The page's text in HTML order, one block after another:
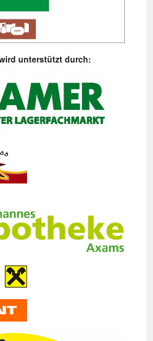
unterstützt durch: